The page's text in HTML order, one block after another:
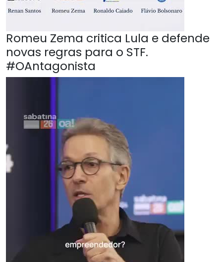
Romeu Zema critica Lula e defende
novas regras para o STF.
#OAntagonista